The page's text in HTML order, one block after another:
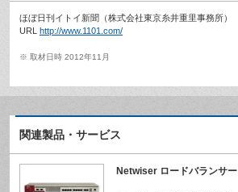
ほぼ日刊イトイ新聞（株式会社東京糸井重里事務所）
URL http://www.1101.com/
※ 取材日時 2012年11月
関連製品・サービス
Netwiser ロードバランサー